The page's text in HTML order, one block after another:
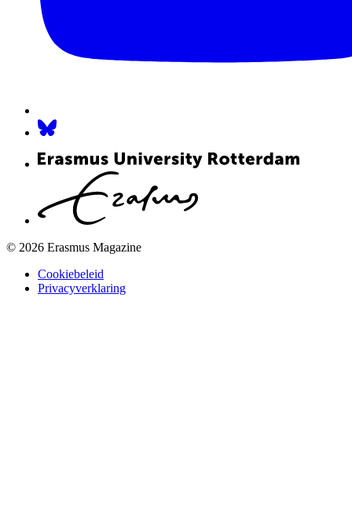
© 2026 Erasmus Magazine
Cookiebeleid
Privacyverklaring